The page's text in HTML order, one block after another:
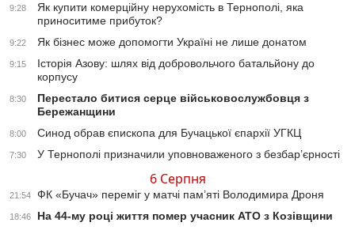
9:28
Як купити комерційну нерухомість в Тернополі, яка
приноситиме прибуток?
9:22 Як бізнес може допомогти Україні не лише донатом
9:15
Історія Азову: шлях від добровольчого батальйону до
корпусу
8:30
Перестало битися серце військовослужбовця з
Бережанщини
8:00 Синод обрав єпископа для Бучацької єпархії УГКЦ
7:30 У Тернополі призначили уповноваженого з безбар’єрності
6 Серпня
21:54 ФК «Бучач» переміг у матчі пам’яті Володимира Дроня
18:46 На 44-му році життя помер учасник АТО з Козівщини